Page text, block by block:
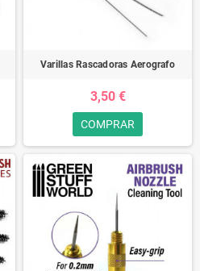
Varillas Rascadoras Aerografo
3,50 €
COMPRAR